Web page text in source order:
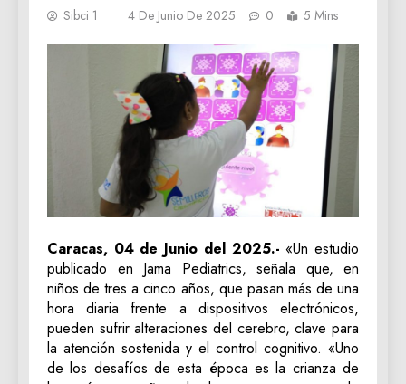
Sibci 1 4 De Junio De 2025 0 5 Mins
Caracas, 04 de Junio del 2025.- «Un estudio
publicado en Jama Pediatrics, señala que, en
niños de tres a cinco años, que pasan más de una
hora diaria frente a dispositivos electrónicos,
pueden sufrir alteraciones del cerebro, clave para
la atención sostenida y el control cognitivo. «Uno
de los desafíos de esta época es la crianza de